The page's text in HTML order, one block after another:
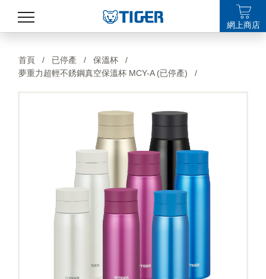
最新消息
LANGUAGE
網上商店
首頁 / 已停產 / 保溫杯
/
夢重力超輕不銹鋼真空保溫杯 MCY-A (已停產)
/